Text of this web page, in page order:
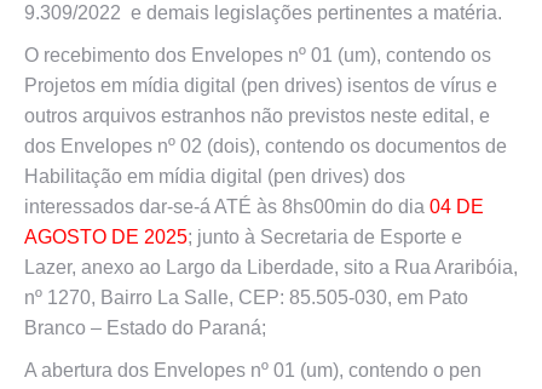
9.309/2022 e demais legislações pertinentes a matéria.
O recebimento dos Envelopes nº 01 (um), contendo os
Projetos em mídia digital (pen drives) isentos de vírus e
outros arquivos estranhos não previstos neste edital, e
dos Envelopes nº 02 (dois), contendo os documentos de
Habilitação em mídia digital (pen drives) dos
interessados dar-se-á ATÉ às 8hs00min do dia 04 DE
AGOSTO DE 2025; junto à Secretaria de Esporte e
Lazer, anexo ao Largo da Liberdade, sito a Rua Araribóia,
nº 1270, Bairro La Salle, CEP: 85.505-030, em Pato
Branco – Estado do Paraná;
A abertura dos Envelopes nº 01 (um), contendo o pen